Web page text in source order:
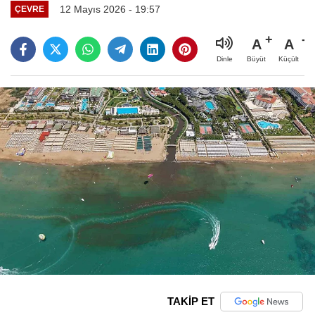
ÇEVRE 12 Mayıs 2026 - 19:57
Dinle
A
Büyüt
A
Küçült
TAKİP ET